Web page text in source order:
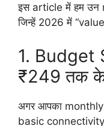
इस article में हम उन
जिन्हें 2026 में
1. Budget
₹249 तक
अगर आपका monthly
basic connectivity